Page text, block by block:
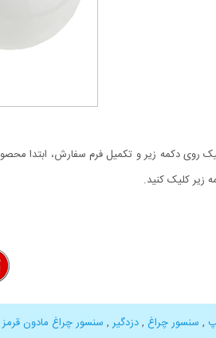
روی دکمه زیر و تکمیل فرم سفارش، ابتدا
زیر کلیک کنید.
, سنسور چراغ ,دزدگیر , سنسور چراغ مادون قرمز